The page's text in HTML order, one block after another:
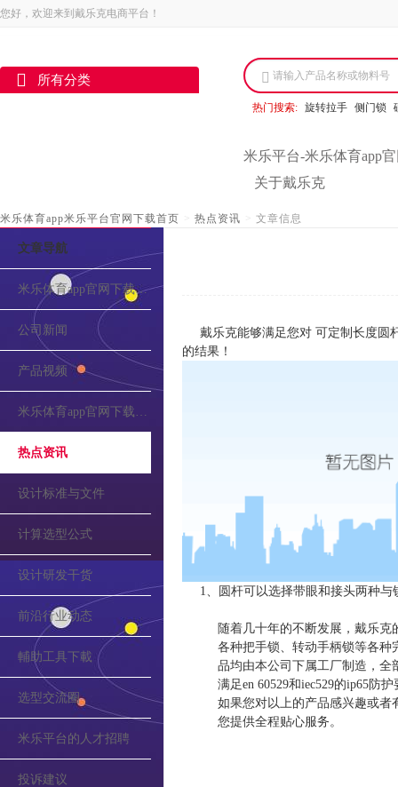
您好，欢迎来到戴乐克电商平台！
所有分类 请输入产品名称或物料号
热门搜索: 旋转拉手 侧门锁
米乐平台-米乐体育app
关于戴乐克
米乐体育app米乐平台官网下载首页 > 热点资讯 > 文章信息
文章导航
米乐体育app官网下载的介绍
公司新闻
产品视频
米乐体育app官网下载的公告
热点资讯
设计标准与文件
计算选型公式
设计研发干货
前沿行业动态
輔助工具下載
选型交流圈
米乐平台的人才招聘
投诉建议
戴乐克能够满足您对 可定制长度圆
的结果！
1、圆杆可以选择带眼和接头两种
随着几十年的不断发展，戴乐
各种把手锁、转动手柄锁等各种
品均由本公司下属工厂制造，全
满足en 60529和iec529的ip65防
如果您对以上的产品感兴趣或者
您提供全程贴心服务。